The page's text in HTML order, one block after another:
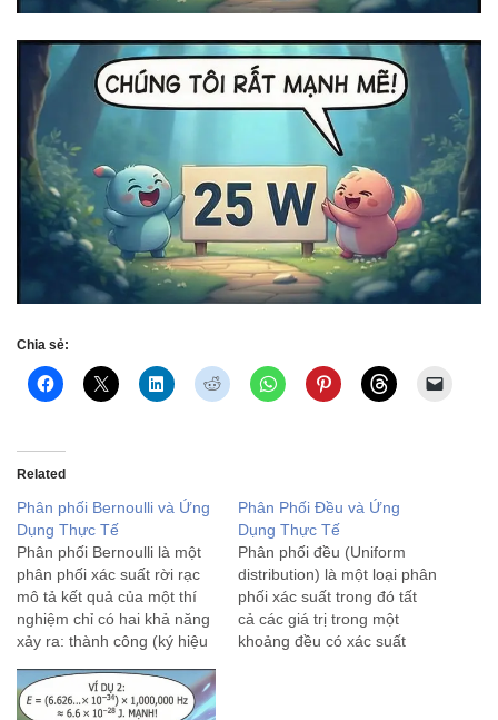
Chia sẻ:
Related
Phân phối Bernoulli và Ứng
Dụng Thực Tế
Phân phối Bernoulli là một
phân phối xác suất rời rạc
mô tả kết quả của một thí
nghiệm chỉ có hai khả năng
xảy ra: thành công (ký hiệu
là 0). Phân phối này được
đặt theo tên nhà toán học
Phân Phối Đều và Ứng
Dụng Thực Tế
Phân phối đều (Uniform
distribution) là một loại phân
phối xác suất trong đó tất
cả các giá trị trong một
khoảng đều có xác suất